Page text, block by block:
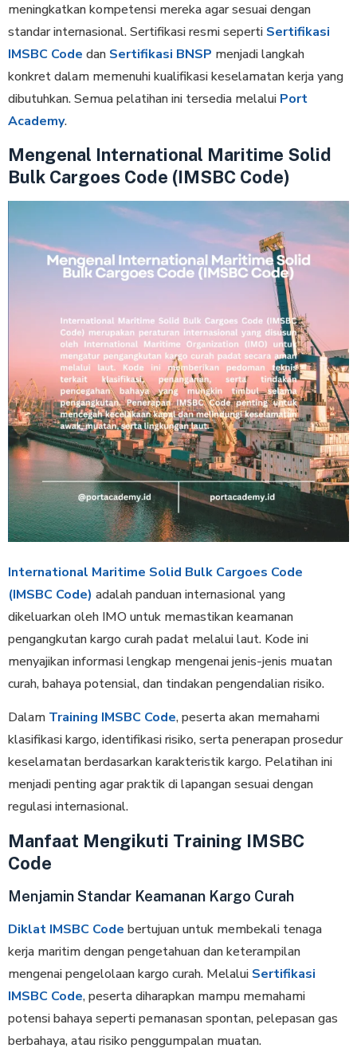
meningkatkan kompetensi mereka agar sesuai dengan
standar internasional. Sertifikasi resmi seperti Sertifikasi
IMSBC Code dan Sertifikasi BNSP menjadi langkah
konkret dalam memenuhi kualifikasi keselamatan kerja yang
dibutuhkan. Semua pelatihan ini tersedia melalui Port
Academy.
Mengenal International Maritime Solid
Bulk Cargoes Code (IMSBC Code)
International Maritime Solid Bulk Cargoes Code
(IMSBC Code) adalah panduan internasional yang
dikeluarkan oleh IMO untuk memastikan keamanan
pengangkutan kargo curah padat melalui laut. Kode ini
menyajikan informasi lengkap mengenai jenis-jenis muatan
curah, bahaya potensial, dan tindakan pengendalian risiko.
Dalam Training IMSBC Code, peserta akan memahami
klasifikasi kargo, identifikasi risiko, serta penerapan prosedur
keselamatan berdasarkan karakteristik kargo. Pelatihan ini
menjadi penting agar praktik di lapangan sesuai dengan
regulasi internasional.
Manfaat Mengikuti Training IMSBC
Code
Menjamin Standar Keamanan Kargo Curah
Diklat IMSBC Code bertujuan untuk membekali tenaga
kerja maritim dengan pengetahuan dan keterampilan
mengenai pengelolaan kargo curah. Melalui Sertifikasi
IMSBC Code, peserta diharapkan mampu memahami
potensi bahaya seperti pemanasan spontan, pelepasan gas
berbahaya, atau risiko penggumpalan muatan.